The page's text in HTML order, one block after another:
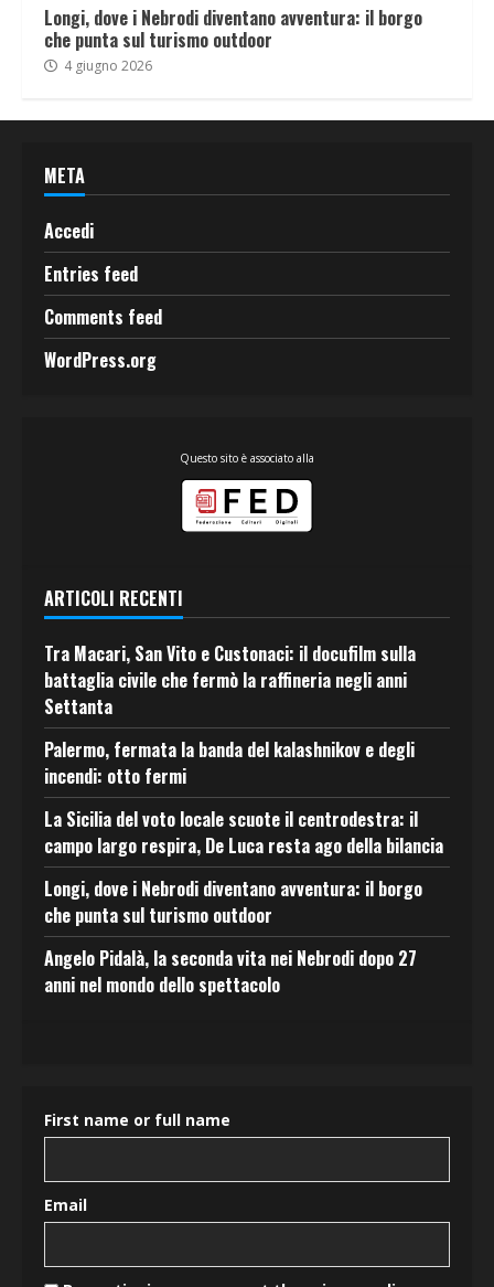
Longi, dove i Nebrodi diventano avventura: il borgo
che punta sul turismo outdoor
4 giugno 2026
META
Accedi
Entries feed
Comments feed
WordPress.org
Questo sito è associato alla
ARTICOLI RECENTI
Tra Macari, San Vito e Custonaci: il docufilm sulla
battaglia civile che fermò la raffineria negli anni
Settanta
Palermo, fermata la banda del kalashnikov e degli
incendi: otto fermi
La Sicilia del voto locale scuote il centrodestra: il
campo largo respira, De Luca resta ago della bilancia
Longi, dove i Nebrodi diventano avventura: il borgo
che punta sul turismo outdoor
Angelo Pidalà, la seconda vita nei Nebrodi dopo 27
anni nel mondo dello spettacolo
First name or full name
Email